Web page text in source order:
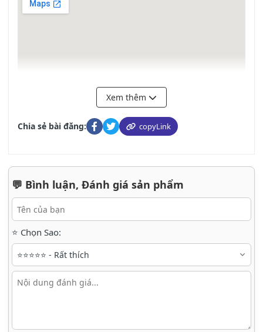
Xem thêm
Chia sẻ bài đăng: copyLink
💬 Bình luận, Đánh giá sản phẩm
⭐ Chọn Sao: